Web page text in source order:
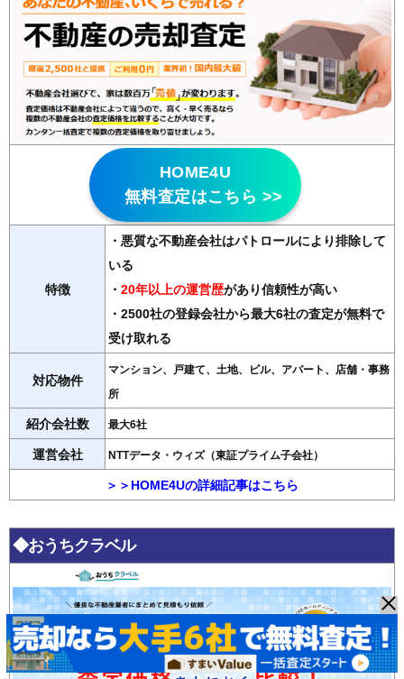
HOME4U
無料査定はこちら >>
特徴
・悪質な不動産会社はパトロールにより排除して
いる
・ 20年以上の運営歴があり信頼性が高い
・2500社の登録会社から最大6社の査定が無料で
受け取れる
対応物件
マンション、戸建て、土地、ビル、アパート、店舗・事務
所
紹介会社数 最大6社
運営会社 NTTデータ・ウィズ（東証プライム子会社）
＞＞HOME4Uの詳細記事はこちら
◆おうちクラベル